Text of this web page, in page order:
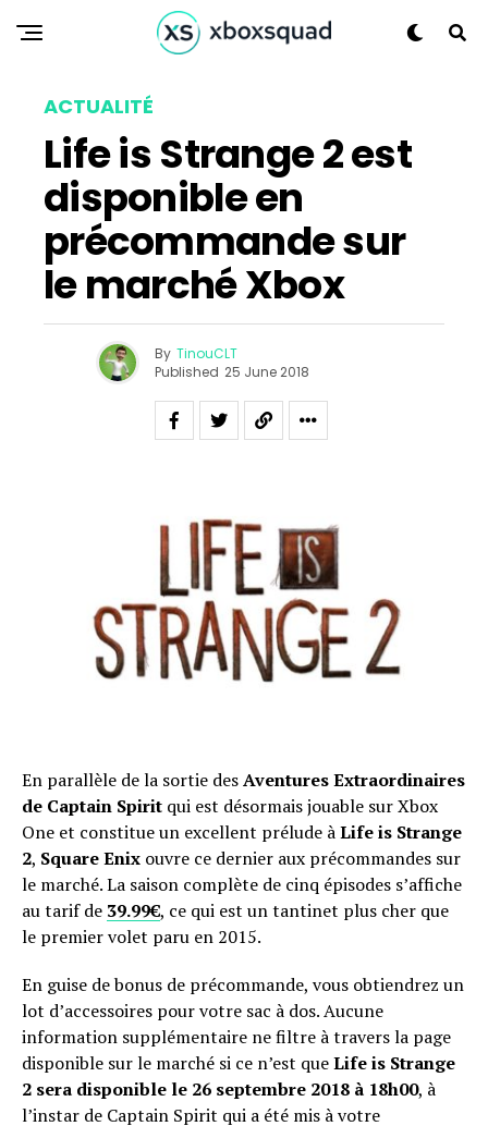
ACTUALITÉ
Life is Strange 2 est
disponible en
précommande sur
le marché Xbox
By TinouCLT
Published 25 June 2018
En parallèle de la sortie desAventures Extraordinaires
de Captain Spirit qui est désormais jouable sur Xbox
One et constitue un excellent prélude àLife is Strange
2, Square Enix ouvre ce dernier aux précommandes sur
le marché. La saison complète de cinq épisodes s’affiche
au tarif de 39.99€, ce qui est un tantinet plus cher que
le premier volet paru en 2015.
En guise de bonus de précommande, vous obtiendrez un
lot d’accessoires pour votre sac à dos. Aucune
information supplémentaire ne filtre à travers la page
disponible sur le marché si ce n’est queLife is Strange
2 sera disponible le 26 septembre 2018 à 18h00, à
l’instar de Captain Spirit qui a été mis à votre
Pinterest